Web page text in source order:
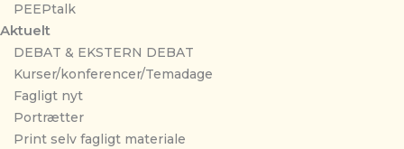
PEEPtalk
Aktuelt
DEBAT & EKSTERN DEBAT
Kurser/konferencer/Temadage
Fagligt nyt
Portrætter
Print selv fagligt materiale